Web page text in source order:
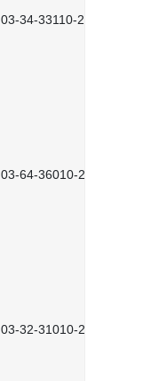
03-34-33110-2605
03-64-36010-2601
03-32-31010-2603